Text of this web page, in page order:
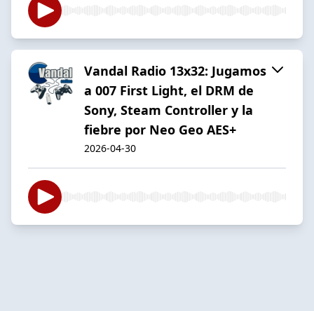
Vandal Radio 13x32: Jugamos
a 007 First Light, el DRM de
Sony, Steam Controller y la
fiebre por Neo Geo AES+
2026-04-30